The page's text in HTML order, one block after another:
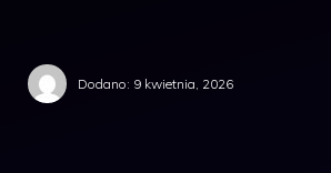
Dodano: 9 kwietnia, 2026